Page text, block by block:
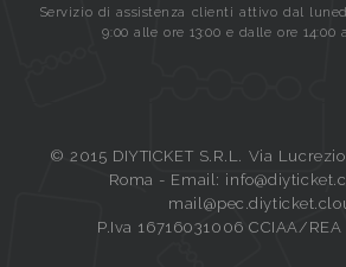
Servizio di assistenza clienti attivo dal
9:00 alle ore 13:00 e dalle ore 14:00
© 2015 DIYTICKET S.R.L. Via
Roma - Email:
P.Iva 16716031006 CCIAA/REA